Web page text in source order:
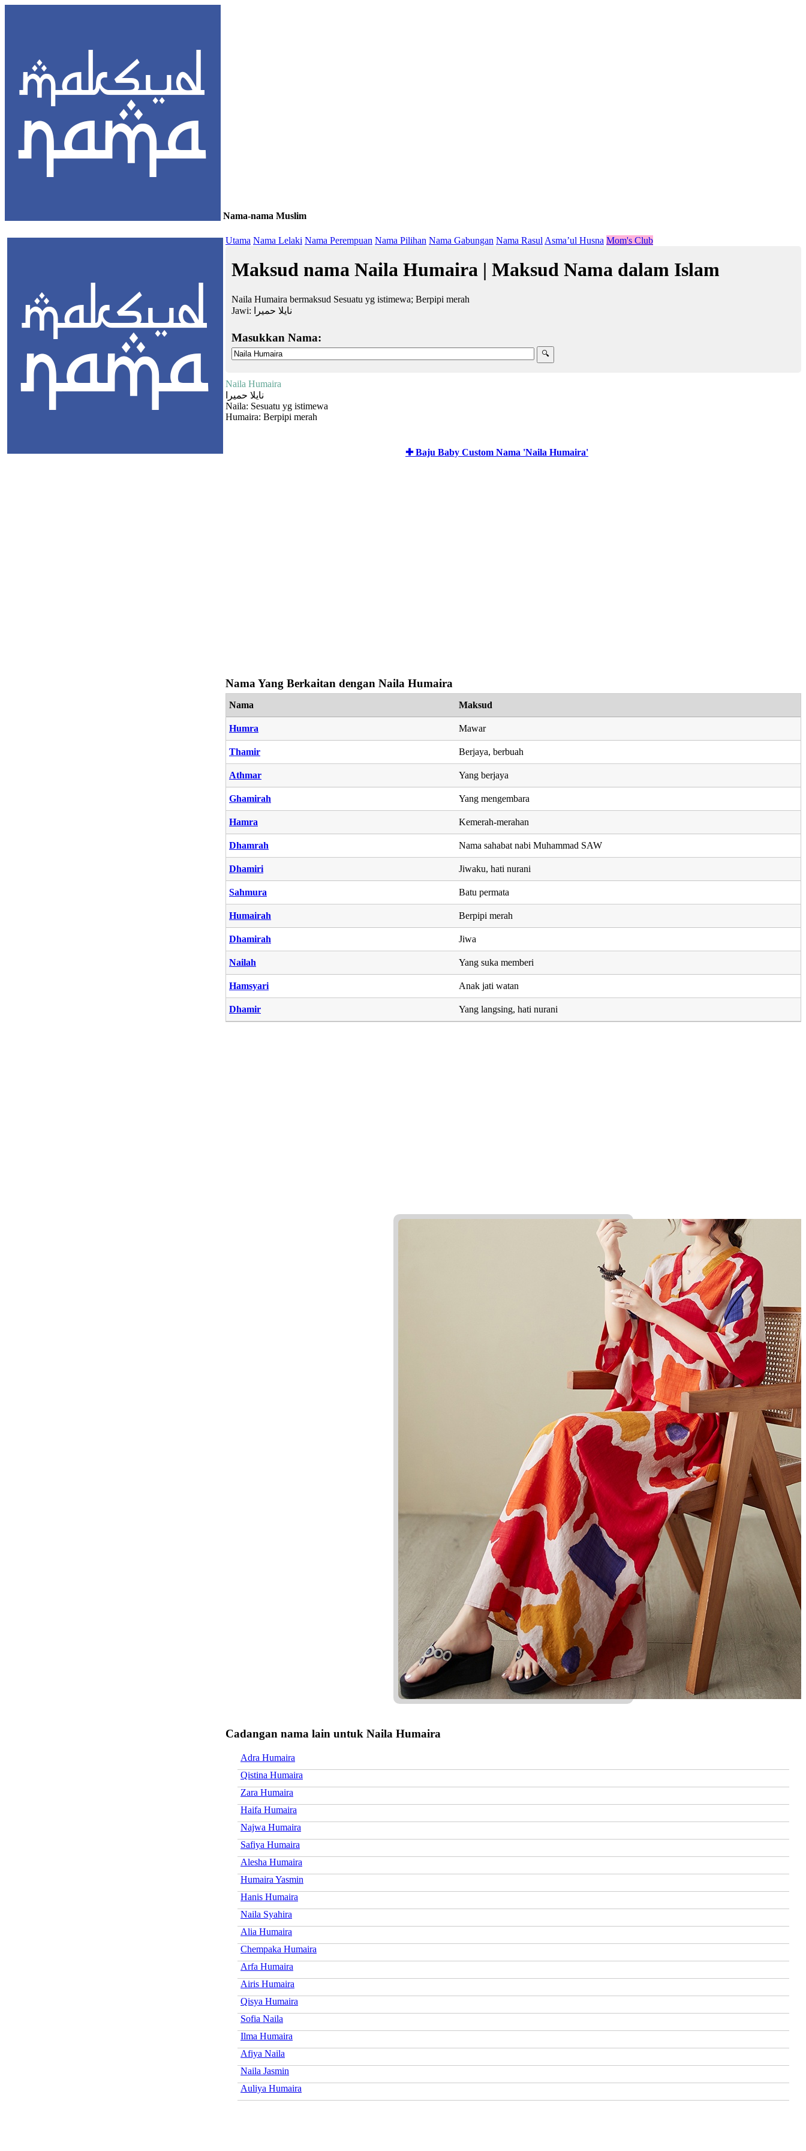
Nama-nama Muslim
Utama Nama Lelaki Nama Perempuan Nama Pilihan Nama Gabungan Nama Rasul Asma’ul Husna Mom's Club
Maksud nama Naila Humaira | Maksud Nama dalam Islam
Naila Humaira bermaksud Sesuatu yg istimewa; Berpipi merah
Jawi:
نايلا حميرا
Masukkan Nama:
Naila Humaira
نايلا حميرا
Naila: Sesuatu yg istimewa
Humaira: Berpipi merah
✚ Baju Baby Custom Nama 'Naila Humaira'
Nama Yang Berkaitan dengan Naila Humaira
Nama Maksud
Humra Mawar
Thamir Berjaya, berbuah
Athmar Yang berjaya
Ghamirah Yang mengembara
Hamra Kemerah-merahan
Dhamrah Nama sahabat nabi Muhammad SAW
Dhamiri Jiwaku, hati nurani
Sahmura Batu permata
Humairah Berpipi merah
Dhamirah Jiwa
Nailah Yang suka memberi
Hamsyari Anak jati watan
Dhamir Yang langsing, hati nurani
Cadangan nama lain untuk Naila Humaira
Adra Humaira
Qistina Humaira
Zara Humaira
Haifa Humaira
Najwa Humaira
Safiya Humaira
Alesha Humaira
Humaira Yasmin
Hanis Humaira
Naila Syahira
Alia Humaira
Chempaka Humaira
Arfa Humaira
Airis Humaira
Qisya Humaira
Sofia Naila
Ilma Humaira
Afiya Naila
Naila Jasmin
Auliya Humaira